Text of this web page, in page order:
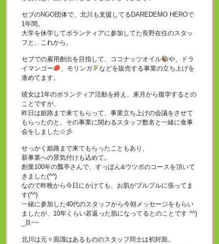
セブのNGO団体で、北川も支援してるDAREDEMO HEROで
1年間。
大学を休学してボランティアに参加してた長野在住のスタッ
フと、これから。
セブでの雇用創出を目指して、ココナッツオイル
や、ドラ
イマンゴー
、モリンガ
などを販売する事業の立ち上げを
進めてます。
彼女は1年のボランティア活動を終え、来月から復学するとの
ことですが、
昨日は姫路まで来てもらって、事業立ち上げの会議をさせて
もらったのと、その事業に関わるスタッフ数名と一緒に食事
会をしました☆彡
せっかく姫路まで来てもらったこともあり、
新事業への景気付けも込めて。
創業100年の瓢亭さんで、すっぽん&ウツボのコースを頂いて
きました(^^)
なので昨晩から今日にかけても、お肌がプルプルに張ってま
す(^^)
一緒に参加した40代のスタッフから今朝メッセージをもらい
ましたが、10年くらい若返った肌になってるとのことです ^^)
_旦~~
北川は元々面識はあるもののスタッフ同士は初対面。